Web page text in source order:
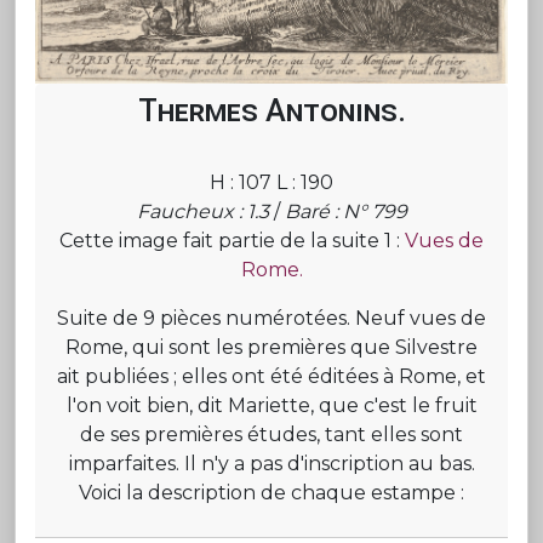
Thermes Antonins.
H : 107 L : 190
Faucheux : 1.3/ Baré : N° 799
Cette image fait partie de la suite 1 : Vues de
Rome.
Suite de 9 pièces numérotées. Neuf vues de
Rome, qui sont les premières que Silvestre
ait publiées ; elles ont été éditées à Rome, et
l'on voit bien, dit Mariette, que c'est le fruit
de ses premières études, tant elles sont
imparfaites. Il n'y a pas d'inscription au bas.
Voici la description de chaque estampe :